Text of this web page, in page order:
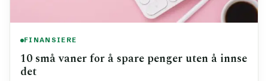
FINANSIERE
10 små vaner for å spare penger uten å innse
det